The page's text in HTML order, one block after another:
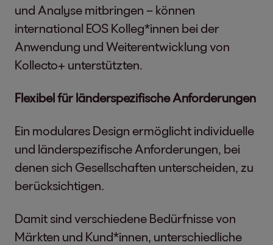
und Analyse mitbringen – können
international EOS Kolleg*innen bei der
Anwendung und Weiterentwicklung von
Kollecto+ unterstützten.
Flexibel für länderspezifische Anforderungen
Ein modulares Design ermöglicht individuelle
und länderspezifische Anforderungen, bei
denen sich Gesellschaften unterscheiden, zu
berücksichtigen.
Damit sind verschiedene Bedürfnisse von
Märkten und Kund*innen, unterschiedliche